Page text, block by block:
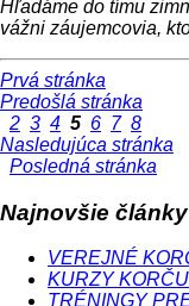
Hľadáme do tímu
vážni záujemcovia,
Prvá stránka
Predošlá stránka
2 3 4 5 6 7 8
Nasledujúca stránka
Posledná stránka
Najnovšie články
VEREJNÉ
KURZY
TRÉNINGY